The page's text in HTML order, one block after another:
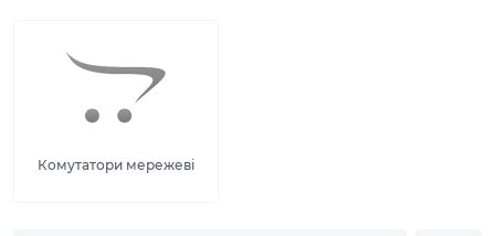
Комутатори мережеві